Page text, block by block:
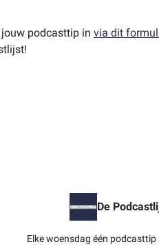
podcasttip in via dit
De
Elke woensdag één podcasttip